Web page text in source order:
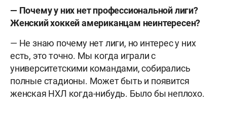
— Почему у них нет профессиональной лиги?
Женский хоккей американцам неинтересен?
— Не знаю почему нет лиги, но интерес у них
есть, это точно. Мы когда играли с
университетскими командами, собирались
полные стадионы. Может быть и появится
женская НХЛ когда-нибудь. Было бы неплохо.